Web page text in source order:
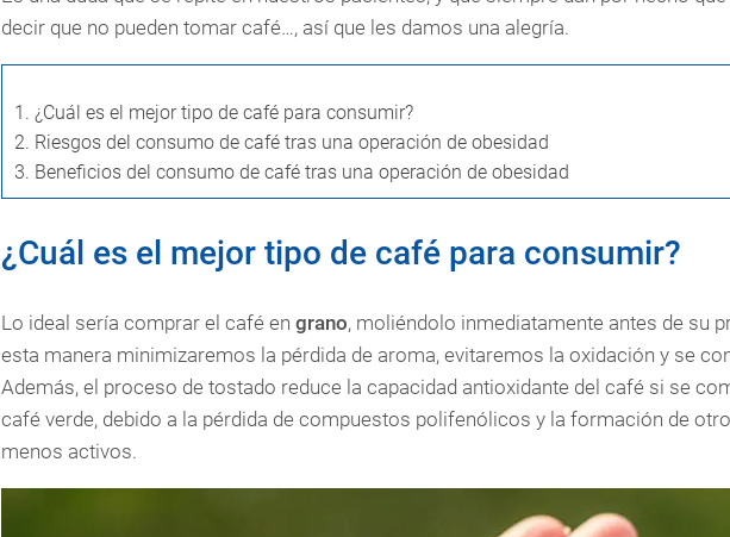
decir que no pueden tomar café…, así que les damos una alegría.
1. ¿Cuál es el mejor tipo de café para consumir?
2. Riesgos del consumo de café tras una operación de obesidad
3. Beneficios del consumo de café tras una operación de obesidad
¿Cuál es el mejor tipo de café para consumir?
Lo ideal sería comprar el café en grano, moliéndolo inmediatamente antes de su
esta manera minimizaremos la pérdida de aroma, evitaremos la oxidación y se
Además, el proceso de tostado reduce la capacidad antioxidante del café si se
café verde, debido a la pérdida de compuestos polifenólicos y la formación de
menos activos.